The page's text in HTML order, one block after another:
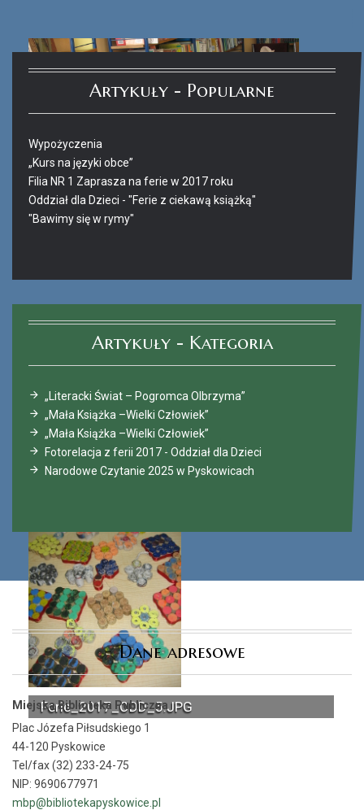
Ferie_2017_ODD_5.JPG
Artykuły - Popularne
Wypożyczenia
„Kurs na języki obce”
Filia NR 1 Zaprasza na ferie w 2017 roku
Oddział dla Dzieci - "Ferie z ciekawą książką"
"Bawimy się w rymy"
Artykuły - Kategoria
„Literacki Świat – Pogromca Olbrzyma”
„Mała Książka –Wielki Człowiek”
„Mała Książka –Wielki Człowiek”
Fotorelacja z ferii 2017 - Oddział dla Dzieci
Narodowe Czytanie 2025 w Pyskowicach
Dane adresowe
Miejska Biblioteka Publiczna
Plac Józefa Piłsudskiego 1
44-120 Pyskowice
Tel/fax (32) 233-24-75
NIP: 9690677971
mbp@bibliotekapyskowice.pl